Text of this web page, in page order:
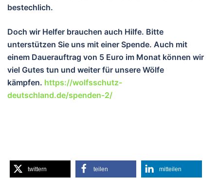
bestechlich.
Doch wir Helfer brauchen auch Hilfe. Bitte
unterstützen Sie uns mit einer Spende. Auch mit
einem Dauerauftrag von 5 Euro im Monat können wir
viel Gutes tun und weiter für unsere Wölfe
kämpfen. https://wolfsschutz-
deutschland.de/spenden-2/
twittern teilen mitteilen